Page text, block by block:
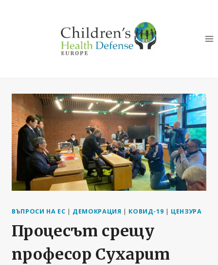
ВЪПРОСИ НА ЕС | ДЕМОКРАЦИЯ | КОВИД-19 | ЦЕНЗУРА
Процесът срещу
професор Сухарит